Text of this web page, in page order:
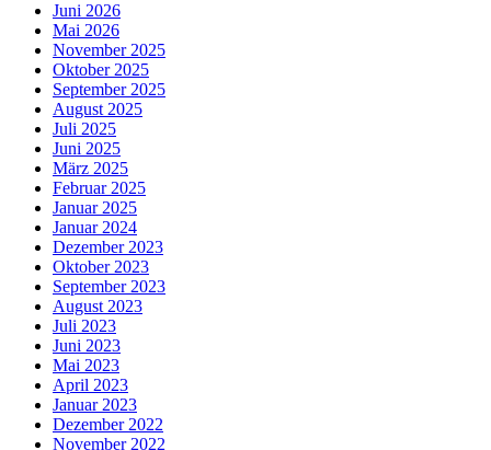
Juni 2026
Mai 2026
November 2025
Oktober 2025
September 2025
August 2025
Juli 2025
Juni 2025
März 2025
Februar 2025
Januar 2025
Januar 2024
Dezember 2023
Oktober 2023
September 2023
August 2023
Juli 2023
Juni 2023
Mai 2023
April 2023
Januar 2023
Dezember 2022
November 2022